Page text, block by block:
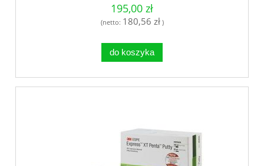
195,00 zł
(netto: 180,56 zł)
do koszyka